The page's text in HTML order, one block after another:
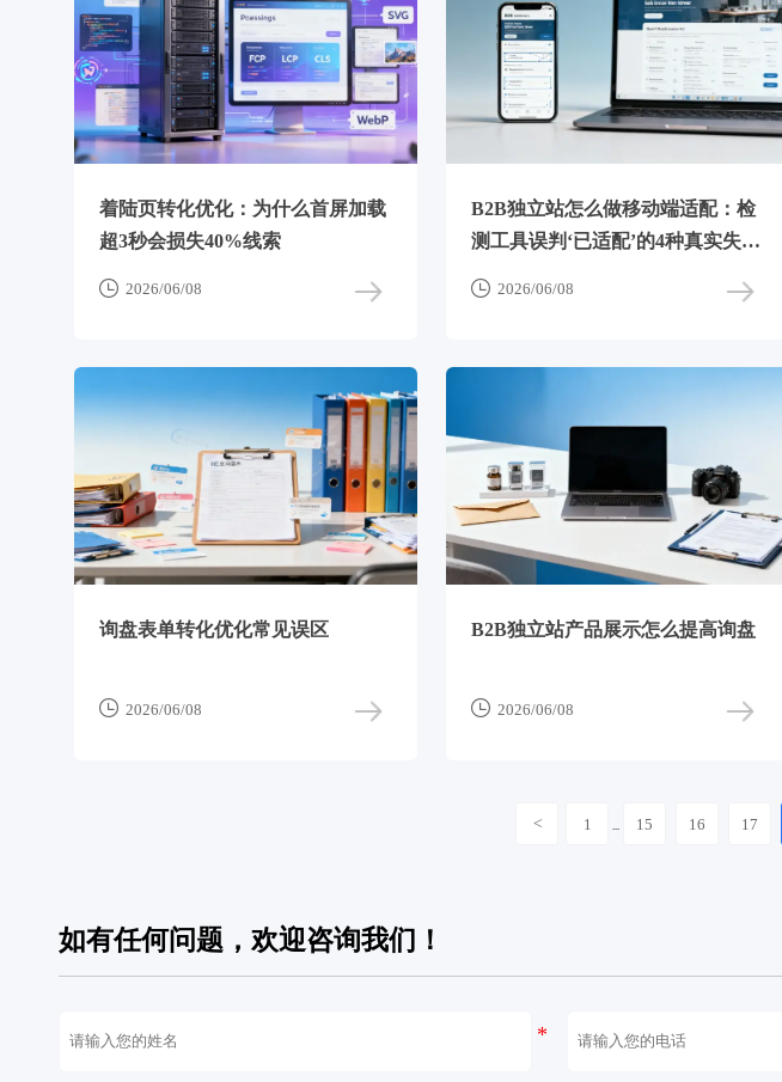
着陆页转化优化：为什么首屏加载
超3秒会损失40%线索
 2026/06/08
B2B独立站怎么做移动端适配：检
测工具误判‘已适配’的4种真实失效
 2026/06/08
询盘表单转化优化常见误区
 2026/06/08
B2B独立站产品展示怎么提高询盘
 2026/06/08
< 1 ... 15 16 17
如有任何问题，欢迎咨询我们！